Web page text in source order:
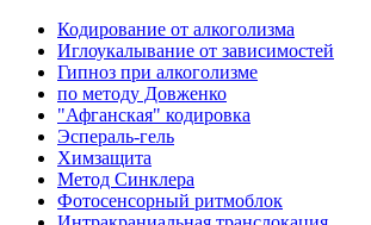
Кодирование от алкоголизма
Иглоукалывание от зависимостей
Гипноз при алкоголизме
по методу Довженко
"Афганская" кодировка
Эспераль-гель
Химзащита
Метод Синклера
Фотосенсорный ритмоблок